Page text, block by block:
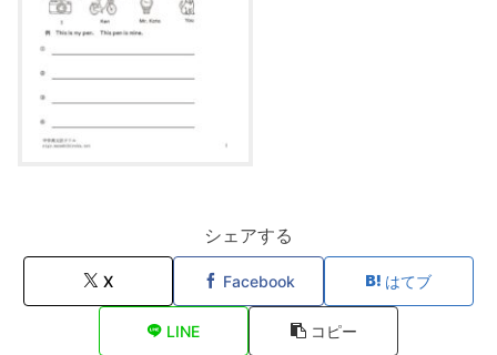
シェアする
X Facebook はてブ
LINE コピー